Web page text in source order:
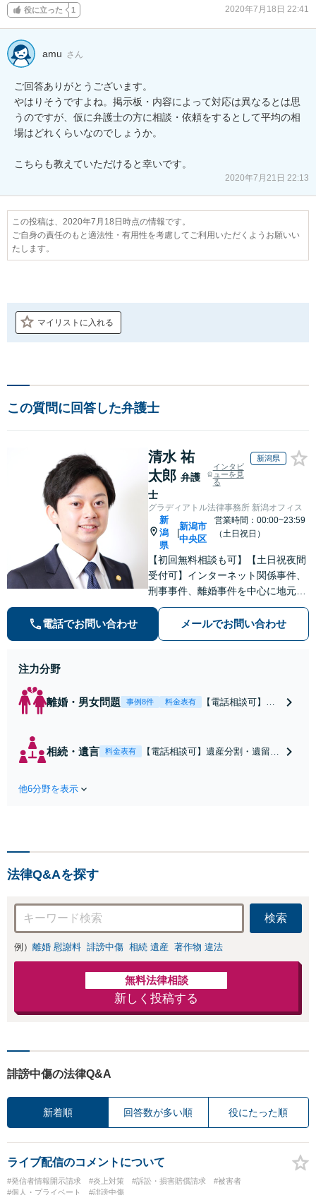
役に立った 1 2020年7月18日 22:41
amu さん
ご回答ありがとうございます。
やはりそうですよね。掲示板・内容によって対応は異なるとは思
うのですが、仮に弁護士の方に相談・依頼をするとして平均の相
場はどれくらいなのでしょうか。
こちらも教えていただけると幸いです。
2020年7月21日 22:13
この投稿は、2020年7月18日時点の情報です。
ご自身の責任のもと適法性・有用性を考慮してご利用いただくようお願いい
たします。
マイリストに入れる
この質問に回答した弁護士
清水 祐
太郎 弁護
士
インタビ
ューを見
る
新潟県
グラディアトル法律事務所 新潟オフィス
新
潟
県
新潟市
中央区
営業時間：00:00~23:59
（土日祝日）
【初回無料相談も可】【土日祝夜間
受付可】インターネット関係事件、
刑事事件、離婚事件を中心に地元新
潟で弁護士業一筋。若さと誠意と情
熱を胸に、依頼者様と真正面から向
き合います。
電話でお問い合わせ メールでお問い合わせ
注力分野
離婚・男女問題 事例8件 料金表有
【電話相談可】不
離婚に関するご相
相続・遺言 料金表有
【電話相談可】遺産分割・遺留
ぞお電話ください。
他6分野を表示
法律Q&Aを探す
検索
例） 離婚 慰謝料 誹謗中傷 相続 遺産 著作物 違法
無料法律相談
新しく投稿する
誹謗中傷の法律Q&A
新着順 回答数が多い順 役にたった順
ライブ配信のコメントについて
#発信者情報開示請求 #炎上対策 #訴訟・損害賠償請求
#被害者
#個人・プライベート
#誹謗中傷